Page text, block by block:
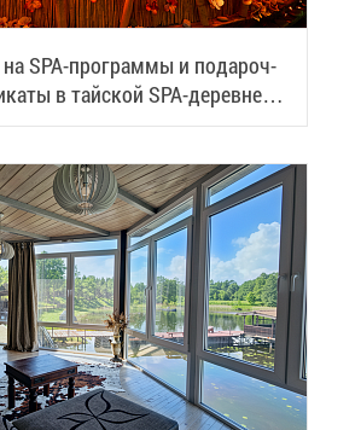
SPA-про­грам­мы и по­да­роч­
в тай­ской SPA-де­ревне